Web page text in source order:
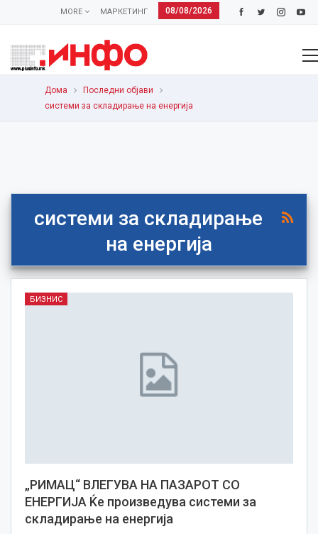
08/08/2026
МАРКЕТИНГ
MORE
Дома
Последни објави
системи за складирање на енергија
системи за складирање
на енергија
БИЗНИС
„РИМАЦ“ ВЛЕГУВА НА ПАЗАРОТ СО
ЕНЕРГИЈА Ќе произведува системи за
складирање на енергија